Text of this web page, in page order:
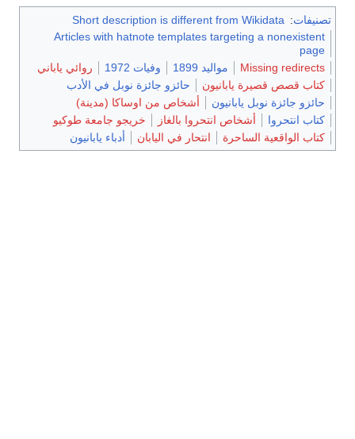
تصنيفات:
Short description is different from Wikidata
Articles with hatnote templates targeting a nonexistent
page
Missing redirects
مواليد 1899 وفيات 1972
روائي ياباني
كتاب قصص قصيرة يابانيون
حائزو جائزة نوبل في الأدب
حائزو جائزة نوبل يابانيون
أشخاص من اوساكا (مدينة)
كتاب انتحروا
أشخاص انتحروا بالغاز
خريجو جامعة طوكيو
كتاب الواقعية الساحرة
انتحار في اليابان أدباء يابانيون